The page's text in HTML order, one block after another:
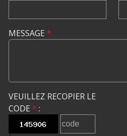
MESSAGE *
VEUILLEZ RECOPIER LE
CODE * :